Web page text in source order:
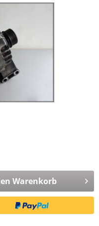
Warenkorb